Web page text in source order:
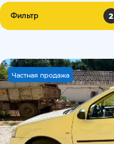
Фильтр 2
Частная продажа